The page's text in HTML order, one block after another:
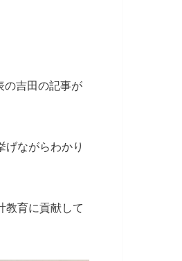
の吉田の記事が
げながらわかり
教育に貢献して